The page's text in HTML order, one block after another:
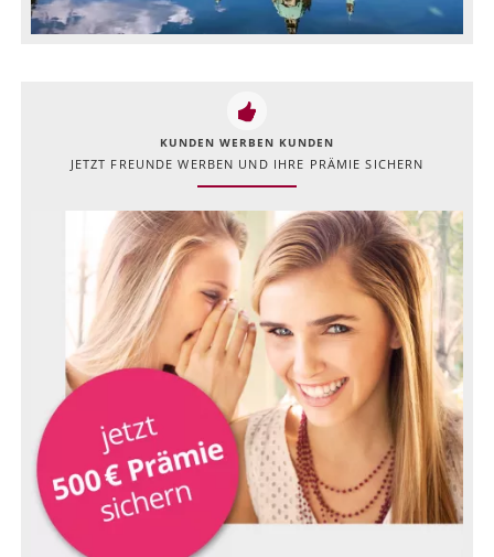
KUNDEN WERBEN KUNDEN
JETZT FREUNDE WERBEN UND IHRE PRÄMIE SICHERN